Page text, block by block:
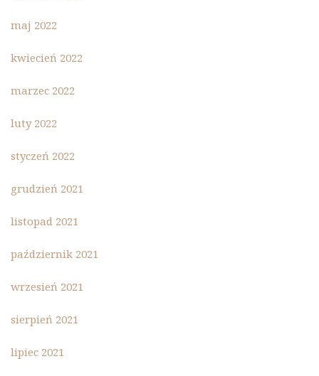
maj 2022
kwiecień 2022
marzec 2022
luty 2022
styczeń 2022
grudzień 2021
listopad 2021
październik 2021
wrzesień 2021
sierpień 2021
lipiec 2021